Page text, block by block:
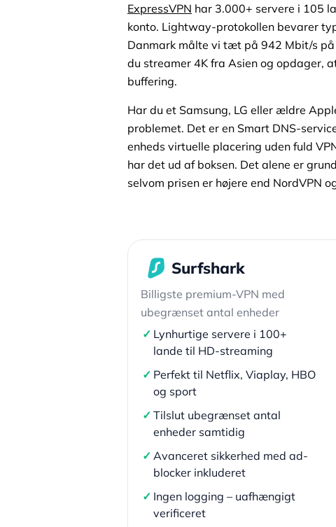
ExpressVPN har 3.000+ servere i 105
konto. Lightway-protokollen bevarer
Danmark målte vi tæt på 942 Mbit/s
du streamer 4K fra Asien og opdager,
buffering.
Har du et Samsung, LG eller ældre
problemet. Det er en Smart DNS-
enheds virtuelle placering uden fuld
har det ud af boksen. Det alene er
selvom prisen er højere end NordVPN
Surfshark
Billigste premium-VPN med
ubegrænset antal enheder
✓ Lynhurtige servere i 100+
lande til HD-streaming
✓ Perfekt til Netflix, Viaplay, HBO
og sport
✓Tilslut ubegrænset antal
enheder samtidig
✓ Avanceret sikkerhed med ad-
blocker inkluderet
✓ Ingen logging – uafhængigt
verificeret